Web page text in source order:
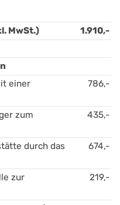
MwSt.) 1.910,-
einer
786,-
zum
435,-
durch das
674,-
zur
219,-